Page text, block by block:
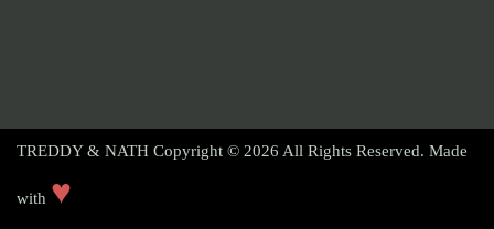
TREDDY & NATH Copyright © 2026 All Rights Reserved. Made
with ♥